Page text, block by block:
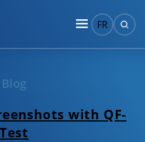
FR
Blog
with QF-
Test